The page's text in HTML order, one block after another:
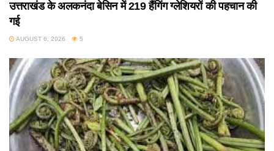
उत्तराखंड के अलकनंदा बेसिन में 219 हैंगिंग ग्लेशियरों की पहचान की
गई
AUGUST 6, 2026 5